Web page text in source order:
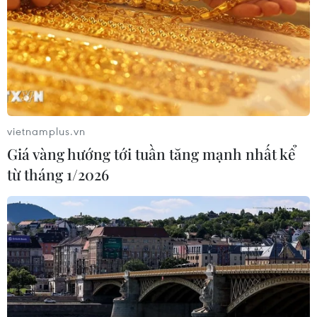
880 đơn vị chậm đóng bảo hiểm
07/08/2026 01:49
Mỹ áp thuế 15% đối với nguyên liệu
quan trọng để sản xuất chip
07/08/2026 00:56
Đảng Cộng hòa đề xuất dự luật trao
thêm thẩm quyền thuế quan cho ông
Trump
07/08/2026 00:33
Mỹ: Lãi suất thế chấp tăng lên mức
vietnamplus.vn
Giá vàng hướng tới tuần tăng mạnh nhất kể
từ tháng 1/2026